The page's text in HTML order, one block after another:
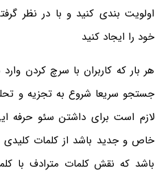
اولویت بندی کنید و با در نظر
خود را ایجاد کنید
هر بار که کاربران با سرچ کردن
جستجو سریعا شروع به تجزیه و
لازم است برای داشتن سئو حرفه
خاص و جدید باشد از کلمات کلیدی
باشد که نقش کلمات مترادف با